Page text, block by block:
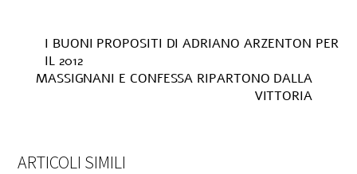
I BUONI PROPOSITI DI ADRIANO ARZENTON PER
IL 2012
MASSIGNANI E CONFESSA RIPARTONO DALLA
VITTORIA
ARTICOLI SIMILI